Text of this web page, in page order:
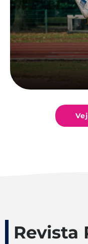
Revista